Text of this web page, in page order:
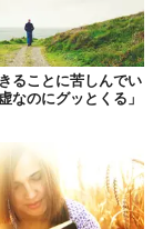
ることに苦しんでい
なのにグッとくる」